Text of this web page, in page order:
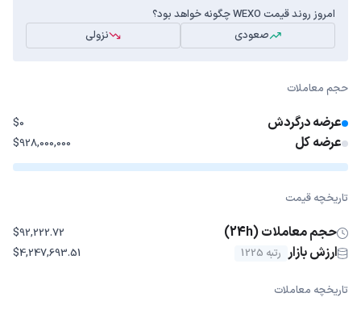
امروز روند قیمت WEXO چگونه خواهد بود؟
صعودی
نزولی
حجم معاملات
عرضه درگردش $0
عرضه کل $928,000,000
تاریخچه قیمت
حجم معاملات (24h) $92,222.72
ارزش بازار رتبه 1225 $4,247,693.51
تاریخچه معاملات